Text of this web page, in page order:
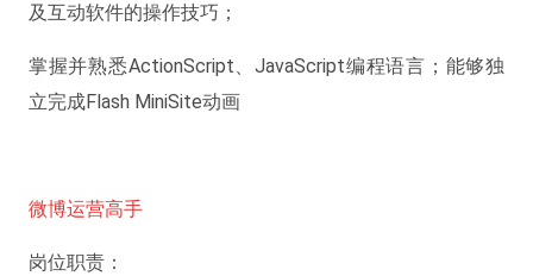
及互动软件的操作技巧；
掌握并熟悉ActionScript、JavaScript编程语言；能够独
立完成Flash MiniSite动画
微博运营高手
岗位职责：